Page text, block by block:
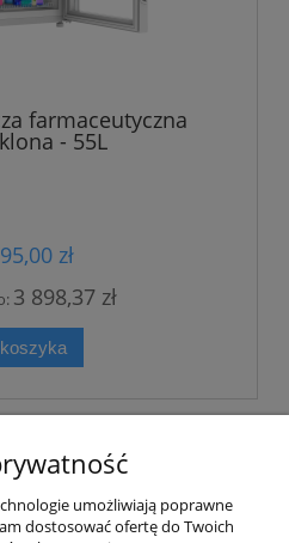
farmaceutyczna
- 55L
zł
3 898,37 zł
umożliwiają poprawne
dostosować ofertę do Twoich